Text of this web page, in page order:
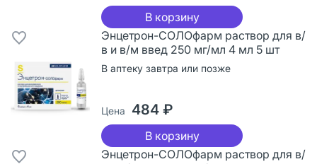
В корзину
Энцетрон-СОЛОфарм раствор для в/
в и в/м введ 250 мг/мл 4 мл 5 шт
В аптеку завтра или позже
Цена 484 ₽
В корзину
Энцетрон-СОЛОфарм раствор для в/